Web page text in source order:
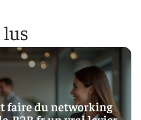
lus
faire du networking